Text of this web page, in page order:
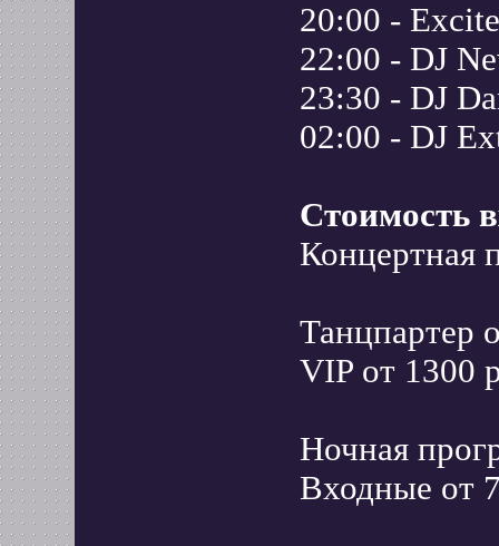
20:00 -
22:00 - DJ
23:30 - DJ
02:00 - DJ
Стоимость
Концертная
Танцпартер
VIP от 1300
Ночная
Входные от